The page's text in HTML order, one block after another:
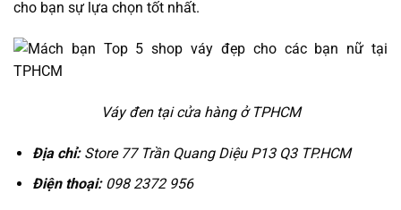
cho bạn sự lựa chọn tốt nhất.
Váy đen tại cửa hàng ở TPHCM
Địa chỉ:Store 77 Trần Quang Diệu P13 Q3 TP.HCM
Điện thoại:098 2372 956